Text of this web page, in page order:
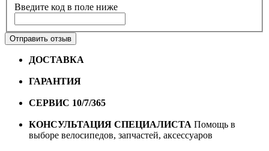
Введите код в поле ниже
Отправить отзыв
ДОСТАВКА
ГАРАНТИЯ
СЕРВИС 10/7/365
КОНСУЛЬТАЦИЯ СПЕЦИАЛИСТА Помощь в
выборе велосипедов, запчастей, аксессуаров